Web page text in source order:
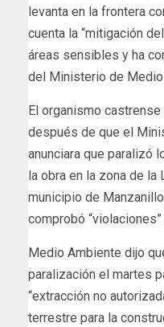
levanta en la frontera
cuenta la “mitigación
áreas sensibles y ha
del Ministerio de
El organismo
después de que el
anunciara que paralizó
la obra en la zona de la
municipio de
comprobó
Medio Ambiente dijo
paralización el martes
“extracción no
terrestre para la